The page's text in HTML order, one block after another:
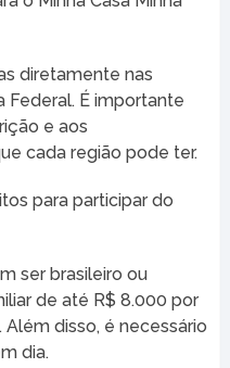
diretamente nas
Federal. É importante
e aos
cada região pode ter.
para participar do
ser brasileiro ou
de até R$ 8.000 por
disso, é necessário
dia.